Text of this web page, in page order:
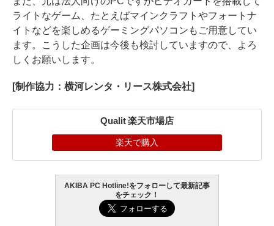
ライトなゲーム、たとえばマインクラフトやフォートナ
イトなどを楽しめるゲーミングパソコンもご用意してい
ます。こうした企画は今後も検討していますので、よろ
しくお願いします。
[制作協力：横河レンタ・リース株式会社]
Qualit 楽天市場店
楽天で購入
AKIBA PC Hotline!をフォローして最新記事
をチェック！